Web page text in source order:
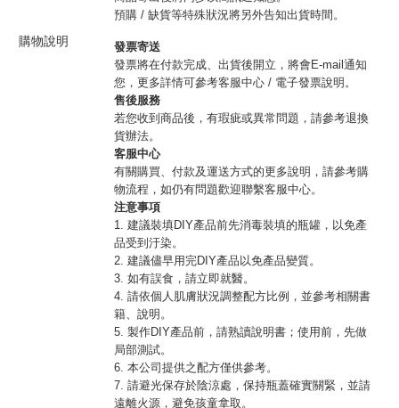
預購 / 缺貨等特殊狀況將另外告知出貨時間。
購物說明
發票寄送
發票將在付款完成、出貨後開立，將會E-mail通知
您，更多詳情可參考客服中心 / 電子發票說明。
售後服務
若您收到商品後，有瑕疵或異常問題，請參考退換
貨辦法。
客服中心
有關購買、付款及運送方式的更多說明，請參考購
物流程，如仍有問題歡迎聯繫客服中心。
注意事項
1. 建議裝填DIY產品前先消毒裝填的瓶罐，以免產
品受到汙染。
2. 建議儘早用完DIY產品以免產品變質。
3. 如有誤食，請立即就醫。
4. 請依個人肌膚狀況調整配方比例，並參考相關書
籍、說明。
5. 製作DIY產品前，請熟讀說明書；使用前，先做
局部測試。
6. 本公司提供之配方僅供參考。
7. 請避光保存於陰涼處，保持瓶蓋確實關緊，並請
遠離火源，避免孩童拿取。